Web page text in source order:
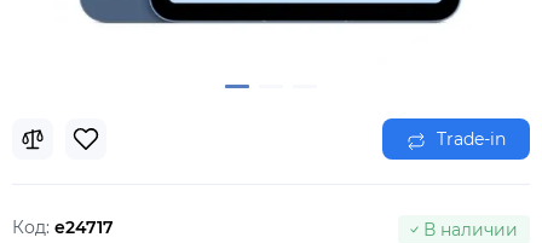
Trade-in
Код: e24717 В наличии